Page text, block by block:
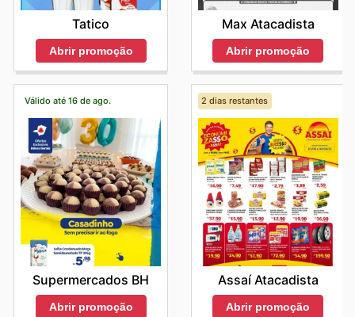
Tatico
Abrir promoção
Max Atacadista
Abrir promoção
Válido até 16 de ago.
Supermercados BH
Abrir promoção
2 dias restantes
Assaí Atacadista
Abrir promoção